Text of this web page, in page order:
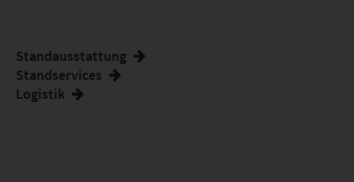
Standausstattung
Standservices
Logistik